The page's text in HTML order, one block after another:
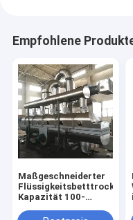
Empfohlene
Maßgeschneiderter
Flüssigkeitsbetttrockner
Kapazität 100-
220-450V